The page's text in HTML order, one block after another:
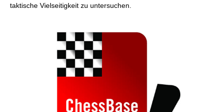
taktische Vielseitigkeit zu untersuchen.